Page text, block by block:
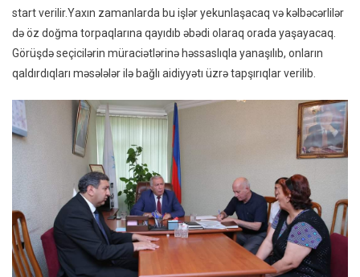
start verilir.Yaxın zamanlarda bu işlər yekunlaşacaq və kəlbəcərlilər
də öz doğma torpaqlarına qayıdıb əbədi olaraq orada yaşayacaq.
Görüşdə seçicilərin müraciətlərinə həssaslıqla yanaşılıb, onların
qaldırdıqları məsələlər ilə bağlı aidiyyətı üzrə tapşırıqlar verilib.